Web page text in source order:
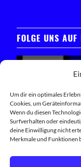
Um dir ein optimales
Cookies, um
Wenn du diesen
Surfverhalten oder
deine Einwilligung nicht
Merkmale und Funktionen
FOLGE UNS AUF
Klicken Sie hier,
Trete unserer